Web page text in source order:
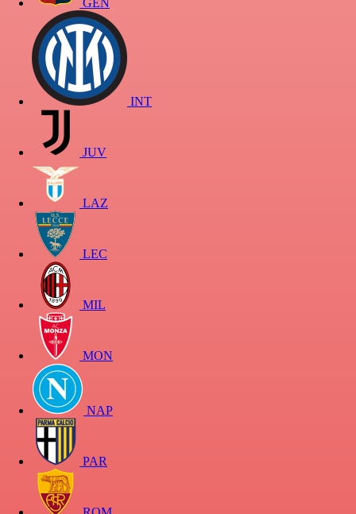
INT
JUV
LAZ
LEC
MIL
MON
NAP
PAR